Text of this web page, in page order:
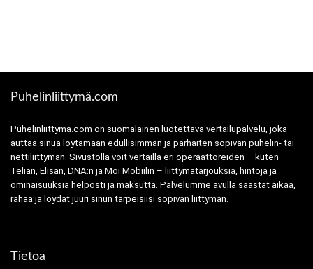
Puhelinliittymä.com
Puhelinliittymä.com on suomalainen luotettava vertailupalvelu, joka
auttaa sinua löytämään edullisimman ja parhaiten sopivan puhelin- tai
nettiliittymän. Sivustolla voit vertailla eri operaattoreiden – kuten
Telian, Elisan, DNA:n ja Moi Mobiilin – liittymätarjouksia, hintoja ja
ominaisuuksia helposti ja maksutta. Palvelumme avulla säästät aikaa,
rahaa ja löydät juuri sinun tarpeisiisi sopivan liittymän.
Tietoa